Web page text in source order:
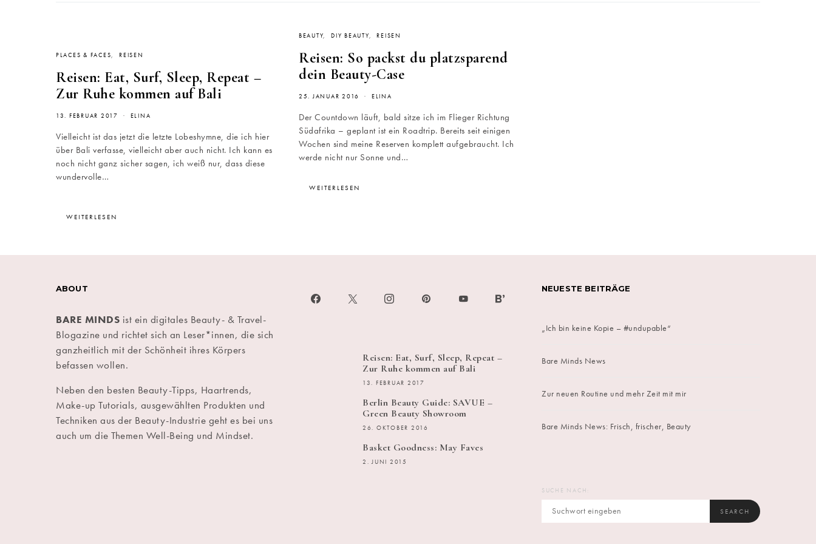
PLACES & FACES REISEN
Reisen: Eat, Surf, Sleep, Repeat –
Zur Ruhe kommen auf Bali
13. FEBRUAR 2017 ELINA
Vielleicht ist das jetzt die letzte Lobeshymne, die ich hier
über Bali verfasse, vielleicht aber auch nicht. Ich kann es
noch nicht ganz sicher sagen, ich weiß nur, dass diese
wundervolle…
WEITERLESEN
BEAUTY DIY BEAUTY REISEN
Reisen: So packst du platzsparend
dein Beauty-Case
25. JANUAR 2016 ELINA
Der Countdown läuft, bald sitze ich im Flieger Richtung
Südafrika – geplant ist ein Roadtrip. Bereits seit einigen
Wochen sind meine Reserven komplett aufgebraucht. Ich
werde nicht nur Sonne und…
WEITERLESEN
ABOUT
BARE MINDS ist ein digitales Beauty- & Travel-
Blogazine und richtet sich an Leser*innen, die sich
ganzheitlich mit der Schönheit ihres Körpers
befassen wollen.
Neben den besten Beauty-Tipps, Haartrends,
Make-up Tutorials, ausgewählten Produkten und
Techniken aus der Beauty-Industrie geht es bei uns
auch um die Themen Well-Being und Mindset.
Reisen: Eat, Surf, Sleep, Repeat –
Zur Ruhe kommen auf Bali
13. FEBRUAR 2017
Berlin Beauty Guide: SAVUE –
Green Beauty Showroom
26. OKTOBER 2016
Basket Goodness: May Faves
2. JUNI 2015
NEUESTE BEITRÄGE
„Ich bin keine Kopie – #undupable“
Bare Minds News
Zur neuen Routine und mehr Zeit mit mir
Bare Minds News: Frisch, frischer, Beauty
SUCHE NACH:
SEARCH